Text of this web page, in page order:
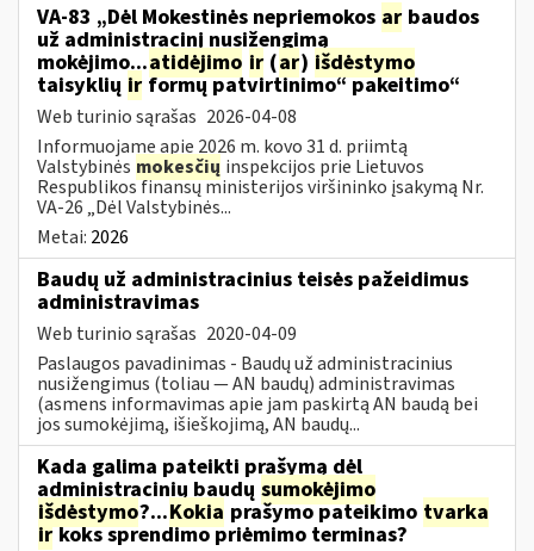
VA-83 „Dėl Mokestinės nepriemokos ar baudos
už administracinį nusižengimą
mokėjimo...atidėjimo ir (ar) išdėstymo
taisyklių ir formų patvirtinimo“ pakeitimo“
Web turinio sąrašas 2026-04-08
Informuojame apie 2026 m. kovo 31 d. priimtą
Valstybinės mokesčių inspekcijos prie Lietuvos
Respublikos finansų ministerijos viršininko įsakymą Nr.
VA-26 „Dėl Valstybinės...
Metai: 2026
Baudų už administracinius teisės pažeidimus
administravimas
Web turinio sąrašas 2020-04-09
Paslaugos pavadinimas - Baudų už administracinius
nusižengimus (toliau — AN baudų) administravimas
(asmens informavimas apie jam paskirtą AN baudą bei
jos sumokėjimą, išieškojimą, AN baudų...
Kada galima pateikti prašymą dėl
administracinių baudų sumokėjimo
išdėstymo?...Kokia prašymo pateikimo tvarka
irkoks sprendimo priėmimo terminas?